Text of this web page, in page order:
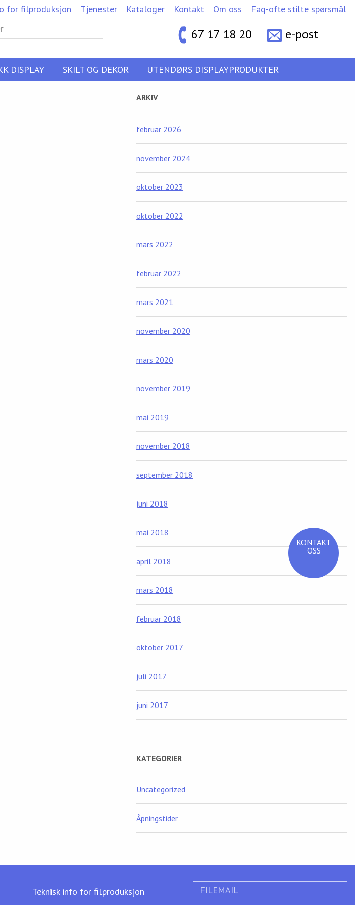
KONTAKT
OSS
67 17 18 20 e-post
for filproduksjon Tjenester Kataloger Kontakt Om oss Faq-ofte stilte spørsmål
DISPLAY SKILT OG DEKOR UTENDØRS DISPLAYPRODUKTER
ARKIV
februar 2026
november 2024
oktober 2023
oktober 2022
mars 2022
februar 2022
mars 2021
november 2020
mars 2020
november 2019
mai 2019
november 2018
september 2018
juni 2018
mai 2018
april 2018
mars 2018
februar 2018
oktober 2017
juli 2017
juni 2017
KATEGORIER
Uncategorized
Åpningstider
Teknisk info for filproduksjon FILEMAIL